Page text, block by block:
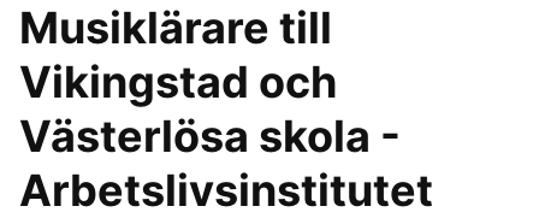
Musiklärare till
Vikingstad och
Västerlösa skola -
Arbetslivsinstitutet